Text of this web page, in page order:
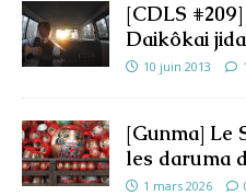
[CDLS
Daikôkai
10 juin 2013 1
[Gunma] Le
les daruma
1 mars 2026